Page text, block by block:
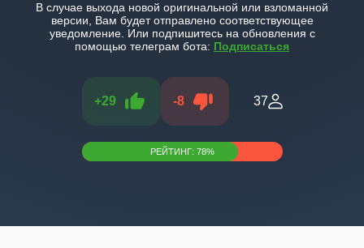
В случае выхода новой оригинальной или взломанной
версии, Вам будет отправлено соответствующее
уведомление. Или подпишитесь на обновления с
помощью телеграм бота: Подписаться
+29 -8 37
РЕЙТИНГ: 78%